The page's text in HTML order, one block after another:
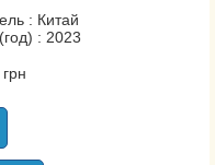
: Китай
: 2023